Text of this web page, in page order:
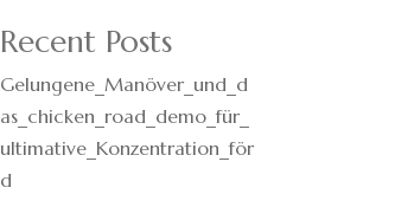
Recent Posts
Gelungene_Manöver_und_d
as_chicken_road_demo_für_
ultimative_Konzentration_för
d